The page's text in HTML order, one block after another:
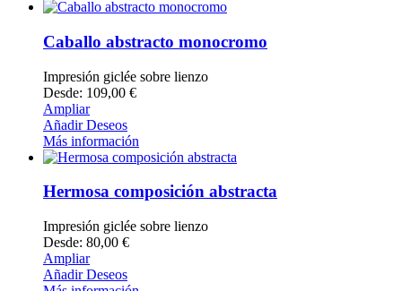
Caballo abstracto monocromo
Impresión giclée sobre lienzo
Desde: 109,00 €
Ampliar
Añadir Deseos
Más información
Hermosa composición abstracta
Impresión giclée sobre lienzo
Desde: 80,00 €
Ampliar
Añadir Deseos